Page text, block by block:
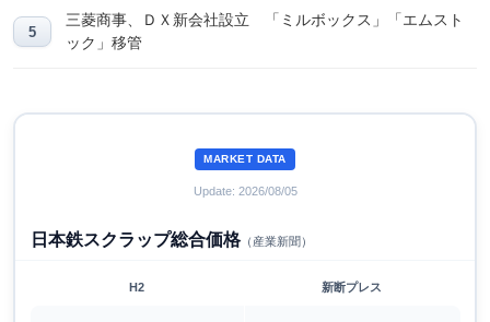
三菱商事、ＤＸ新会社設立 「ミルボックス」「エムスト
ック」移管
MARKET DATA
Update: 2026/08/05
日本鉄スクラップ総合価格（産業新聞）
H2 新断プレス